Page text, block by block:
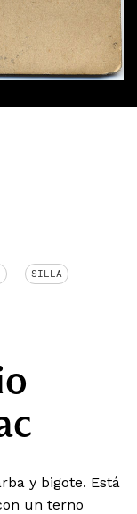
SILLA
y bigote. Está
un terno